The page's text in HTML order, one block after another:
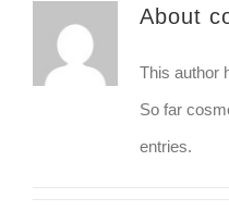
About
This author
So far
entries.